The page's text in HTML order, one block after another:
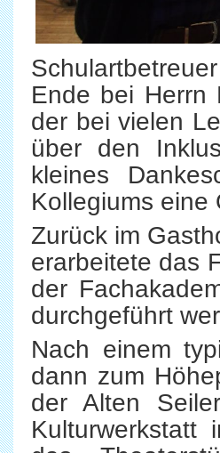
Ende bei Herrn
der bei vielen
über den
kleines
Kollegiums eine
Zurück im
erarbeitete das
der
durchgeführt
Nach einem
dann zum
der Alten
Kulturwerkstatt